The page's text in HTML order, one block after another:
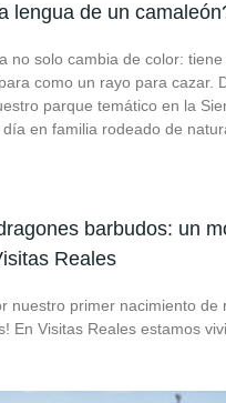
lengua de un
no solo cambia de color:
como un rayo para cazar.
parque temático en la
en familia rodeado de
barbudos: un
Reales
nuestro primer nacimiento de
En Visitas Reales estamos